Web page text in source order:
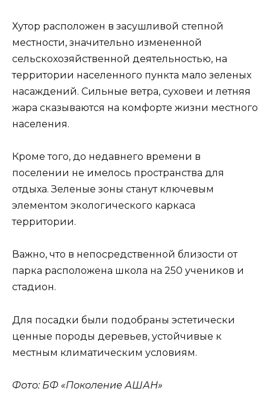
Хутор расположен в засушливой степной
местности, значительно измененной
сельскохозяйственной деятельностью, на
территории населенного пункта мало зеленых
насаждений. Сильные ветра, суховеи и летняя
жара сказываются на комфорте жизни местного
населения.
Кроме того, до недавнего времени в
поселении не имелось пространства для
отдыха. Зеленые зоны станут ключевым
элементом экологического каркаса
территории.
Важно, что в непосредственной близости от
парка расположена школа на 250 учеников и
стадион.
Для посадки были подобраны эстетически
ценные породы деревьев, устойчивые к
местным климатическим условиям.
Фото: БФ «Поколение АШАН»